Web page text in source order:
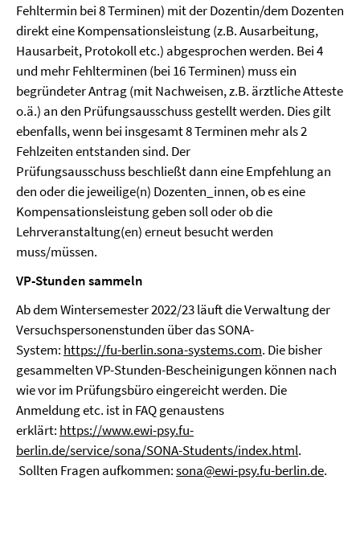
Fehltermin bei 8 Terminen) mit der Dozentin/dem Dozenten
direkt eine Kompensationsleistung (z.B. Ausarbeitung,
Hausarbeit, Protokoll etc.) abgesprochen werden. Bei 4
und mehr Fehlterminen (bei 16 Terminen) muss ein
begründeter Antrag (mit Nachweisen, z.B. ärztliche Atteste
o.ä.) an den Prüfungsausschuss gestellt werden. Dies gilt
ebenfalls, wenn bei insgesamt 8 Terminen mehr als 2
Fehlzeiten entstanden sind. Der
Prüfungsausschuss beschließt dann eine Empfehlung an
den oder die jeweilige(n) Dozenten_innen, ob es eine
Kompensationsleistung geben soll oder ob die
Lehrveranstaltung(en) erneut besucht werden
muss/müssen.
VP-Stunden sammeln
Ab dem Wintersemester 2022/23 läuft die Verwaltung der
Versuchspersonenstunden über das SONA-
System: https://fu-berlin.sona-systems.com. Die bisher
gesammelten VP-Stunden-Bescheinigungen können nach
wie vor im Prüfungsbüro eingereicht werden. Die
Anmeldung etc. ist in FAQ genaustens
erklärt: https://www.ewi-psy.fu-
berlin.de/service/sona/SONA-Students/index.html.
Sollten Fragen aufkommen:sona@ewi-psy.fu-berlin.de.